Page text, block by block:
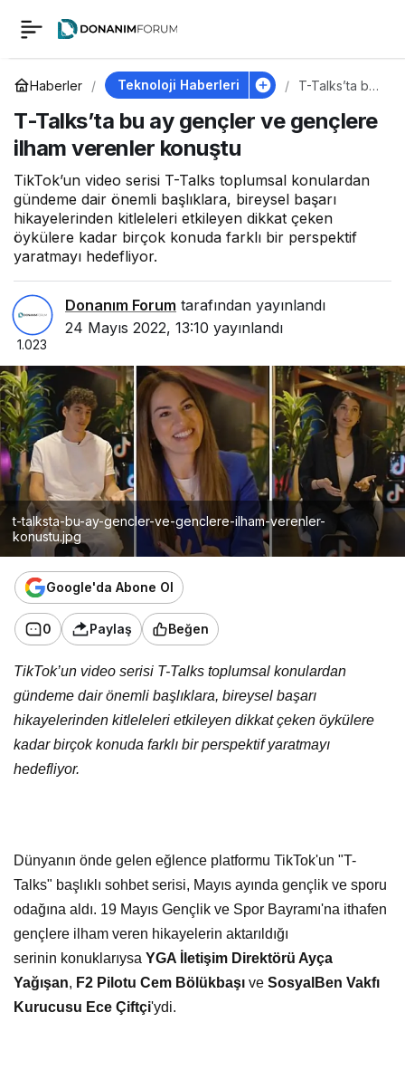
Haberler Teknoloji Haberleri
T-Talks’ta bu
gençlere
ilham verenler
T-Talks’ta bu ay gençler ve gençlere
ilham verenler konuştu
TikTok’un video serisi T-Talks toplumsal konulardan
gündeme dair önemli başlıklara, bireysel başarı
hikayelerinden kitleleleri etkileyen dikkat çeken
öykülere kadar birçok konuda farklı bir perspektif
yaratmayı hedefliyor.
Donanım Forum tarafından yayınlandı
24 Mayıs 2022, 13:10 yayınlandı
1.023
t-talksta-bu-ay-gencler-ve-genclere-ilham-verenler-
konustu.jpg
Google'da Abone Ol
0 Paylaş Beğen
TikTok’un video serisi T-Talks toplumsal konulardan
gündeme dair önemli başlıklara, bireysel başarı
hikayelerinden kitleleleri etkileyen dikkat çeken öykülere
kadar birçok konuda farklı bir perspektif yaratmayı
hedefliyor.
Dünyanın önde gelen eğlence platformu TikTok'un "T-
Talks" başlıklı sohbet serisi, Mayıs ayında gençlik ve sporu
odağına aldı. 19 Mayıs Gençlik ve Spor Bayramı'na ithafen
gençlere ilham veren hikayelerin aktarıldığı
serinin konuklarıysaYGA İletişim Direktörü Ayça
Yağışan, F2 Pilotu Cem Bölükbaşı veSosyalBen Vakfı
Kurucusu Ece Çiftçi'ydi.
T-Talks’ta bu ay
gençler ve gençlere
ilham verenler
konuştu